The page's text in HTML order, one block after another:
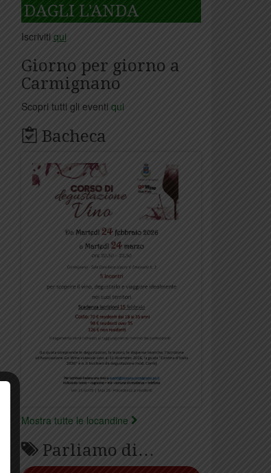
DAGLI L'ANDA
Iscriviti qui
Giorno per giorno a
Carmignano
Scopri tutti gli eventi qui
Bacheca
Mostra tutte le locandine
Parliamo di…